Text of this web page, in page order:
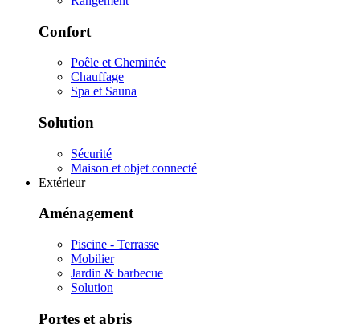
Confort
Poêle et Cheminée
Chauffage
Spa et Sauna
Solution
Sécurité
Maison et objet connecté
Extérieur
Aménagement
Piscine - Terrasse
Mobilier
Jardin & barbecue
Solution
Portes et abris